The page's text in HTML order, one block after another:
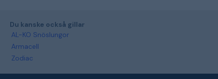
Du kanske också gillar
AL-KO Snöslungor
Armacell
Zodiac